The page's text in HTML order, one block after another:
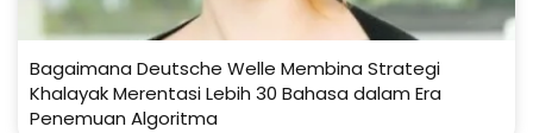
Bagaimana Deutsche Welle Membina Strategi
Khalayak Merentasi Lebih 30 Bahasa dalam Era
Penemuan Algoritma